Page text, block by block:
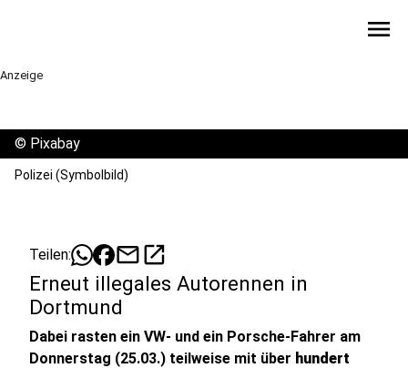
menu
Anzeige
© Pixabay
Polizei (Symbolbild)
Teilen: mailopen_in_new
Erneut illegales Autorennen in
Dortmund
Dabei rasten ein VW- und ein Porsche-Fahrer am
Donnerstag (25.03.) teilweise mit über hundert